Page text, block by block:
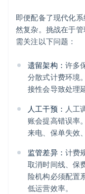
即便配备了现代化
然复杂。挑战在于管
需关注以下问题：
遗留架构： 许多
分散式计费环境。
接性会导致处理
人工干预： 人工
账会提高错误率
来电、保单失效
监管差异： 计费
取消时间线、保
险机构必须配置
低运营效率。